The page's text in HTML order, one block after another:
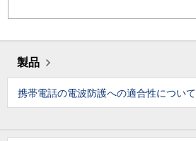
製品
携帯電話の電波防護への適合性について